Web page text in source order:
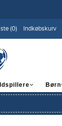
(0) Indkøbskurv
Børn